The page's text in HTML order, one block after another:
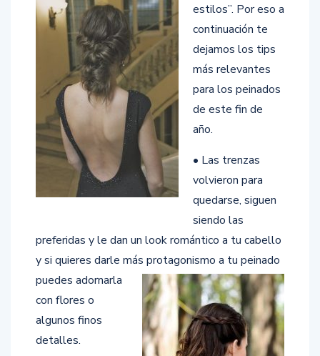
estilos”. Por eso a
continuación te
dejamos los tips
más relevantes
para los peinados
de este fin de
año.
• Las trenzas
volvieron para
quedarse, siguen
siendo las
preferidas y le dan un look romántico a tu cabello
y si quieres darle más protagonismo a tu peinado
puedes adornarla
con flores o
algunos finos
detalles.